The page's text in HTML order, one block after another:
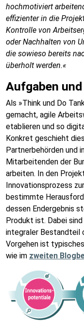
hochmotiviert
effizienter in die
Kontrolle von
oder Nachhalten von
die sowieso bereits
überholt werden.«
Aufgaben
Als »Think und Do
gemacht, agile
etablieren und so
Konkret geschieht
Partnerbehörden und
Mitarbeitenden der
arbeiten. In den
Innovationsprozess
bestimmte
dessen Endergebnis
Produkt ist. Dabei
integraler Bestandteil
Vorgehen ist
wie im zweiten